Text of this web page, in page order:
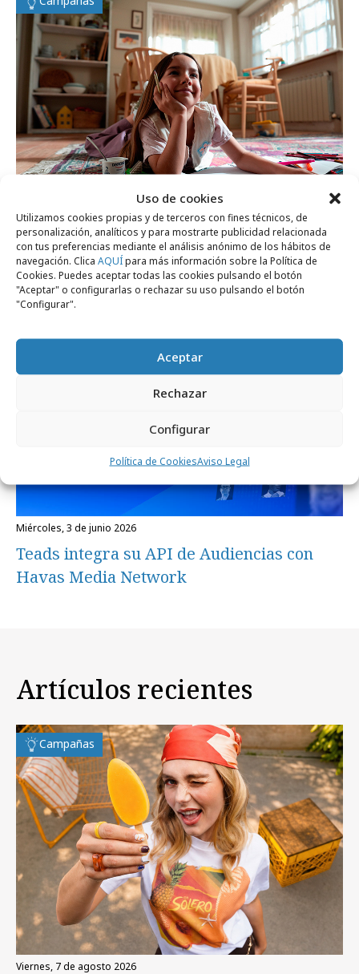
Uso de cookies
Utilizamos cookies propias y de terceros con fines técnicos, de
personalización, analíticos y para mostrarte publicidad relacionada
con tus preferencias mediante el análisis anónimo de los hábitos de
navegación. Clica AQUÍpara más información sobre la Política de
Cookies. Puedes aceptar todas las cookies pulsando el botón
"Aceptar" o configurarlas o rechazar su uso pulsando el botón
"Configurar".
Aceptar
Rechazar
Configurar
Política de CookiesAviso Legal
miércoles, 17 de junio 2026
Danone estrena campaña desde la mirada
de los niños
miércoles, 3 de junio 2026
Teads integra su API de Audiencias con
Havas Media Network
Artículos recientes
Campañas
viernes, 7 de agosto 2026